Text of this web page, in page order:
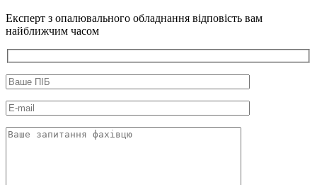
Експерт з опалювального обладнання відповість вам
найближчим часом